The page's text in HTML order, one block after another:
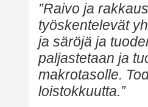
”Raivo ja
työskentelevät
ja säröjä ja
paljastetaan ja
makrotasolle.
loistokkuutta.”